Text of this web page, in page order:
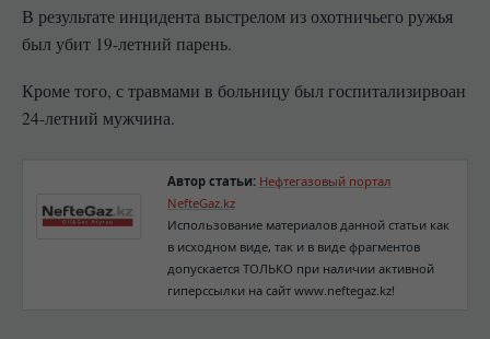
В результате инцидента выстрелом из охотничьего ружья
был убит 19-летний парень.
Кроме того, с травмами в больницу был госпитализирвоан
24-летний мужчина.
Автор статьи: Нефтегазовый портал
NefteGaz.kz
Использование материалов данной статьи как
в исходном виде, так и в виде фрагментов
допускается ТОЛЬКО при наличии активной
гиперссылки на сайт www.neftegaz.kz!